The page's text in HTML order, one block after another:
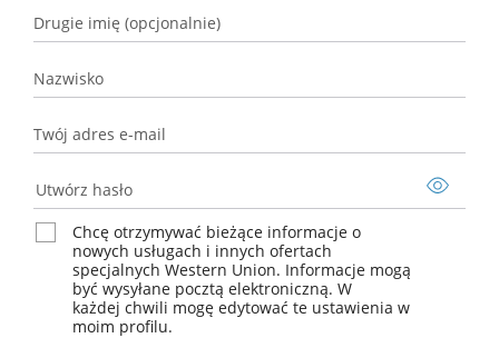
Drugie imię (opcjonalnie)
(opcjonalnie)
Nazwisko
Twój adres e-mail
e-
mail
Utwórz hasło
Chcę otrzymywać bieżące informacje o
nowych usługach i innych ofertach
specjalnych Western Union. Informacje mogą
być wysyłane pocztą elektroniczną. W
każdej chwili mogę edytować te ustawienia w
moim profilu.